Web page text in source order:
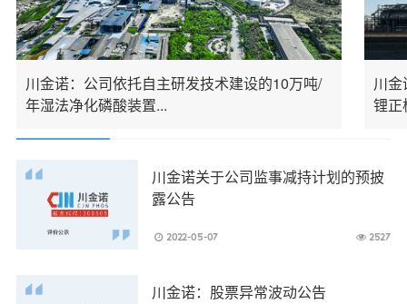
川金诺：公司依托自主研发技术建设的10万吨/
年湿法净化磷酸装置...
川
锂正
川金诺关于公司监事减持计划的预披
露公告
2022-05-07 2527
川金诺：股票异常波动公告